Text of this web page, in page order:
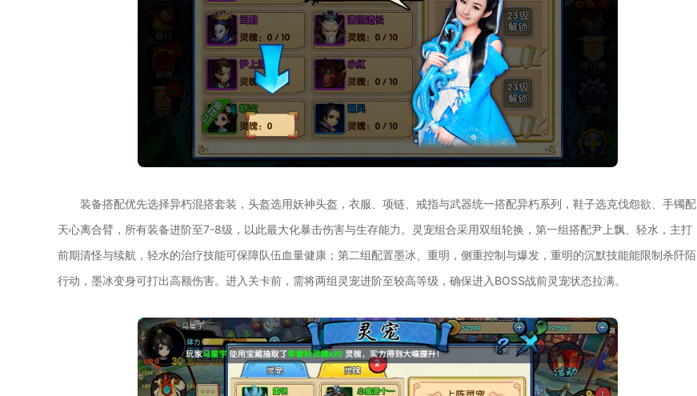
装备搭配优先选择异朽混搭套装，头盔选用妖神头盔，衣服、项链、戒指与武器统一搭配异朽系列，鞋子选克伐怨欲、手镯配
天心离合臂，所有装备进阶至7-8级，以此最大化暴击伤害与生存能力。灵宠组合采用双组轮换，第一组搭配尹上飘、轻水，主打
前期清怪与续航，轻水的治疗技能可保障队伍血量健康；第二组配置墨冰、重明，侧重控制与爆发，重明的沉默技能能限制杀阡陌
行动，墨冰变身可打出高额伤害。进入关卡前，需将两组灵宠进阶至较高等级，确保进入BOSS战前灵宠状态拉满。